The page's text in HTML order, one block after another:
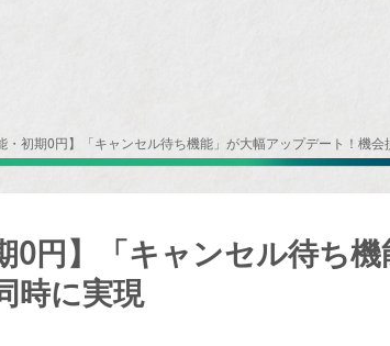
・初期0円】「キャンセル待ち機能」が大幅アップデート！機
0円】「キャンセル待ち
時に実現